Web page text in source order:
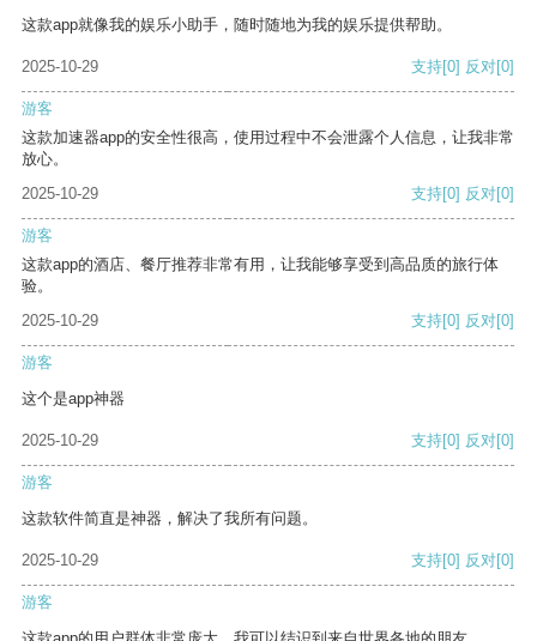
这款app就像我的娱乐小助手，随时随地为我的娱乐提供帮助。
2025-10-29 支持[0] 反对[0]
游客
这款加速器app的安全性很高，使用过程中不会泄露个人信息，让我非常
放心。
2025-10-29
支持[0] 反对[0]
游客
这款app的酒店、餐厅推荐非常有用，让我能够享受到高品质的旅行体
验。
2025-10-29
支持[0] 反对[0]
游客
这个是app神器
2025-10-29 支持[0] 反对[0]
游客
这款软件简直是神器，解决了我所有问题。
2025-10-29 支持[0] 反对[0]
游客